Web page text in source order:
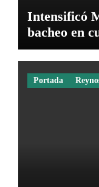
Intensificó
bacheo en
Portada